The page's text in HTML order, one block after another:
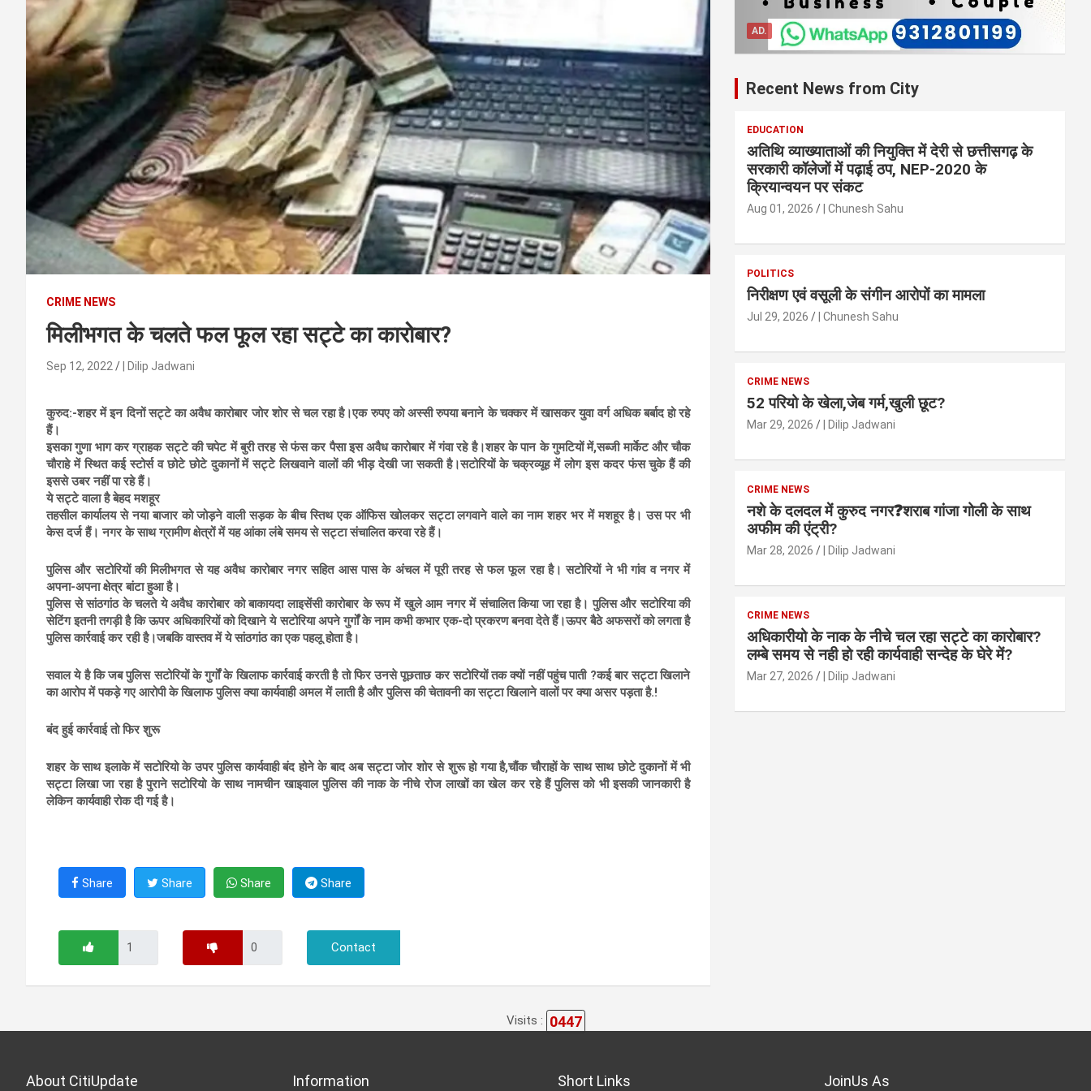
CRIME NEWS
मिलीभगत के चलते फल फूल रहा सट्टे का कारोबार?
Sep 12, 2022 | Dilip Jadwani
कुरुद:-शहर में इन दिनों सट्टे का अवैध कारोबार जोर शोर से चल रहा है।एक रुपए को अस्सी रुपया बनाने के चक्कर में खासकर युवा वर्ग अधिक बर्बाद हो रहे
हैं।
इसका गुणा भाग कर ग्राहक सट्टे की चपेट में बुरी तरह से फंस कर पैसा इस अवैध कारोबार में गंवा रहे है।शहर के पान के गुमटियों में,सब्जी मार्केट और चौक
चौराहे में स्थित कई स्टोर्स व छोटे छोटे दुकानों में सट्टे लिखवाने वालों की भीड़ देखी जा सकती है।सटोरियों के चक्रव्यूह में लोग इस कदर फंस चुके हैं की
इससे उबर नहींं पा रहे हैं।
ये सट्टे वाला है बेहद मशहूर
तहसील कार्यालय से नया बाजार को जोड़ने वाली सड़क के बीच स्तिथ एक ऑफिस खोलकर सट्टा लगवाने वाले का नाम शहर भर में मशहूर है। उस पर भी
केस दर्ज हैं। नगर के साथ ग्रामीण क्षेत्रों में यह आंका लंबे समय से सट्टा संचालित करवा रहे हैं।
पुलिस और सटोरियों की मिलीभगत से यह अवैध कारोबार नगर सहित आस पास के अंचल में पूरी तरह से फल फूल रहा है। सटोरियों ने भी गांव व नगर में
अपना-अपना क्षेत्र बांटा हुआ है।
पुलिस से सांठगांठ के चलते ये अवैध कारोबार को बाकायदा लाइसेंसी कारोबार के रूप में खुले आम नगर में संचालित किया जा रहा है। पुलिस और सटोरिया की
सेटिंग इतनी तगड़ी है कि ऊपर अधिकारियों को दिखाने ये सटोरिया अपने गुर्गों के नाम कभी कभार एक-दो प्रकरण बनवा देते हैं।ऊपर बैठे अफसरों को लगता है
पुलिस कार्रवाई कर रही है।जबकि वास्तव में ये सांठगांठ का एक पहलू होता है।
सवाल ये है कि जब पुलिस सटोरियों के गुर्गों के खिलाफ कार्रवाई करती है तो फिर उनसे पूछताछ कर सटोरियों तक क्यों नहीं पहुंच पाती ?कई बार सट्टा खिलाने
का आरोप में पकड़े गए आरोपी के खिलाफ पुलिस क्या कार्यवाही अमल में लाती है और पुलिस की चेतावनी का सट्टा खिलाने वालों पर क्या असर पड़ता है.!
बंद हुई कार्रवाई तो फिर शुरू
शहर के साथ इलाके में सटोरियो के उपर पुलिस कार्यवाही बंद होने के बाद अब सट्टा जोर शोर से शुरू हो गया है,चौंक चौराहों के साथ साथ छोटे दुकानों में भी
सट्टा लिखा जा रहा है पुराने सटोरियो के साथ नामचीन खाइवाल पुलिस की नाक के नीचे रोज लाखों का खेल कर रहे हैं पुलिस को भी इसकी जानकारी है
लेकिन कार्यवाही रोक दी गई है।
Share Share Share Share
Contact
AD.
Recent News from City
EDUCATION
अतिथि व्याख्याताओं की नियुक्ति में देरी से छत्तीसगढ़ के
सरकारी कॉलेजों में पढ़ाई ठप, NEP-2020 के
क्रियान्वयन पर संकट
Aug 01, 2026 | Chunesh Sahu
POLITICS
निरीक्षण एवं वसूली के संगीन आरोपों का मामला
Jul 29, 2026 | Chunesh Sahu
CRIME NEWS
52 परियो के खेला,जेब गर्म,खुली छूट?
Mar 29, 2026 | Dilip Jadwani
CRIME NEWS
नशे के दलदल में कुरुद नगर❓शराब गांजा गोली के साथ
अफीम की एंट्री?
Mar 28, 2026 | Dilip Jadwani
CRIME NEWS
अधिकारीयो के नाक के नीचे चल रहा सट्टे का कारोबार?
लम्बे समय से नही हो रही कार्यवाही सन्देह के घेरे में?
Mar 27, 2026 | Dilip Jadwani
Visits : 0447
About CitiUpdate Information Short Links JoinUs As